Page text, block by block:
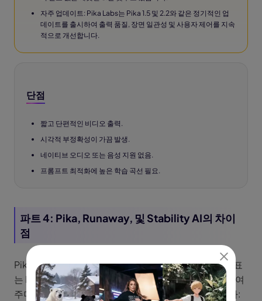
자주 업데이트: Pika Labs는 Pika 1.5 및 2.2와 같은 정기적인 업
데이트를 출시하여 출력 품질, 장면 일관성 및 사용자 제어를 지속
적으로 개선합니다.
단점
짧고 단편적인 비디오 출력.
시각적 부정확성이 가끔 발생.
네이티브 오디오 또는 음성 지원 없음.
프롬프트 최적화에 높은 학습 곡선 필요.
파트 4: Pika, Runaway, 및 Stability AI의 차이
점
Pika는 경쟁업체에게 강력한 경쟁을 제공합니다. 다음 표
는 Pika,Runway, 및 Stability AI 간의 주요 차이점을 보여
주며, Pika가 이 세 가지 중에서 더 나은 점을 나타냅니다: